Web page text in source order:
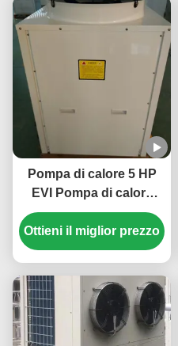
Pompa di calore 5 HP
EVI Pompa di calore
monoblocco elettrica
domestica Alta
temperatura fino a 55 °
Ottieni il miglior prezzo